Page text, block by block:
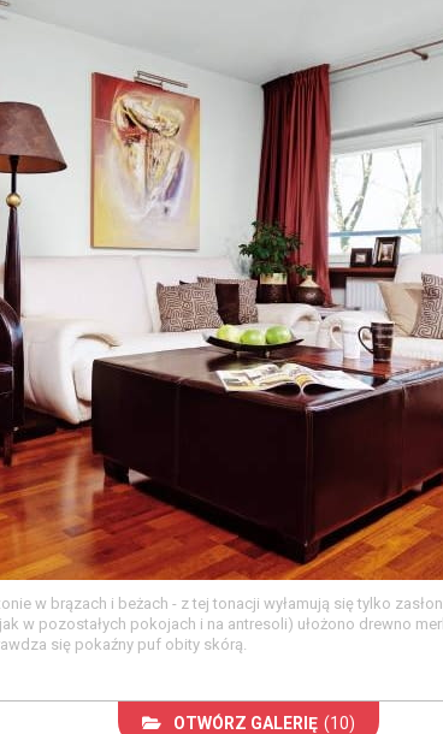
w brązach i beżach - z tej tonacji wyłamują się tylko
w pozostałych pokojach i na antresoli) ułożono drewno
się pokaźny puf obity skórą.
OTWÓRZ GALERIĘ (10)